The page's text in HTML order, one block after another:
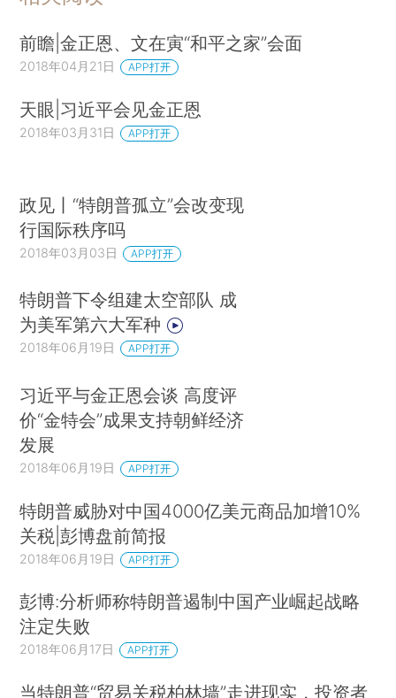
前瞻|金正恩、文在寅“和平之家”会面
2018年04月21日 APP打开
天眼|习近平会见金正恩
2018年03月31日 APP打开
政见丨“特朗普孤立”会改变现
行国际秩序吗
2018年03月03日 APP打开
特朗普下令组建太空部队 成
为美军第六大军种
2018年06月19日 APP打开
习近平与金正恩会谈 高度评
价“金特会”成果支持朝鲜经济
发展
2018年06月19日 APP打开
特朗普威胁对中国4000亿美元商品加增10%
关税|彭博盘前简报
2018年06月19日 APP打开
彭博:分析师称特朗普遏制中国产业崛起战略
注定失败
2018年06月17日 APP打开
当特朗普“贸易关税柏林墙”走进现实，投资者